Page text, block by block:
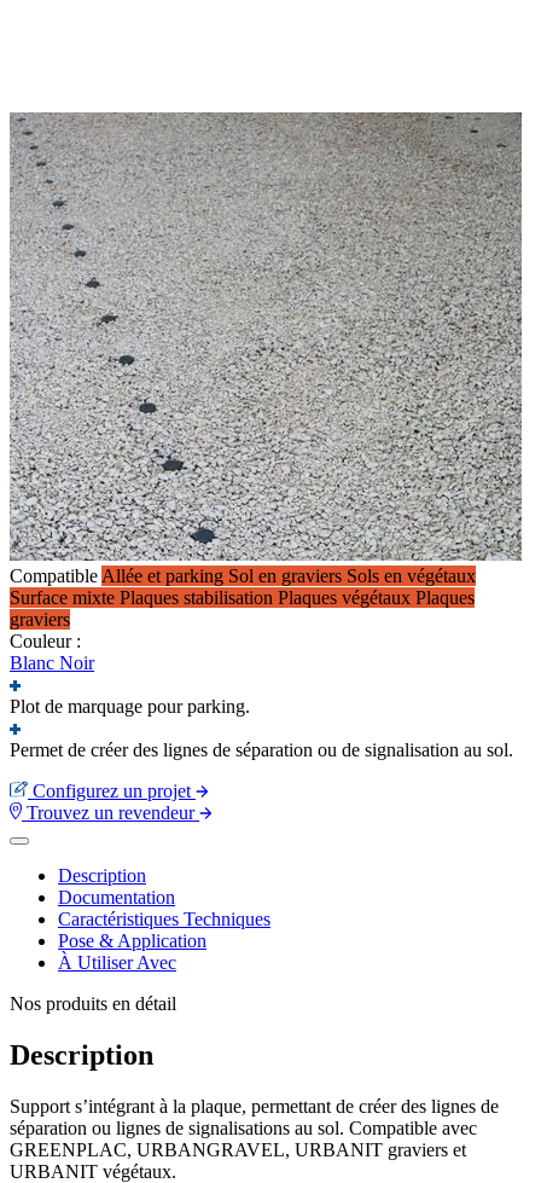
Compatible Allée et parking Sol en graviers Sols en végétaux
Surface mixte Plaques stabilisation Plaques végétaux Plaques
graviers
Couleur :
Blanc Noir
Plot de marquage pour parking.
Permet de créer des lignes de séparation ou de signalisation au sol.
Configurez un projet
Trouvez un revendeur
Description
Documentation
Caractéristiques Techniques
Pose & Application
À Utiliser Avec
Nos produits en détail
Description
Support s’intégrant à la plaque, permettant de créer des lignes de
séparation ou lignes de signalisations au sol. Compatible avec
GREENPLAC, URBANGRAVEL, URBANIT graviers et
URBANIT végétaux.